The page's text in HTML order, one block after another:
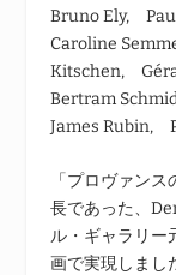
Bruno Ely,
Caroline
Kitschen,
Bertram
James Rubin,
「プロヴァン
長であった、
ル・ギャラリー
画で実現しまし